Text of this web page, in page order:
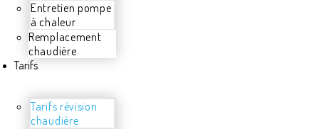
Entretien pompe
à chaleur
Remplacement
chaudière
Tarifs
Tarifs révision
chaudière